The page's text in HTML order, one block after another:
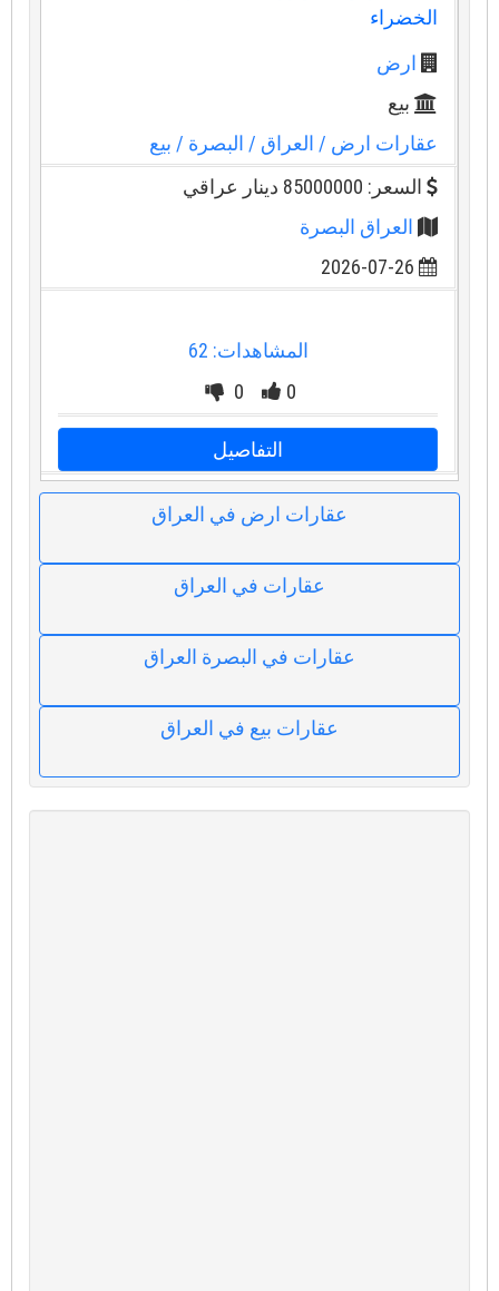
الخضراء
ارض
بيع
عقارات ارض / العراق/ البصرة/ بيع
السعر: 85000000 دينار عراقي
العراق البصرة
2026-07-26
المشاهدات: 62
0
0
التفاصيل
عقارات ارض في العراق
عقارات في العراق
عقارات في البصرة العراق
عقارات بيع في العراق